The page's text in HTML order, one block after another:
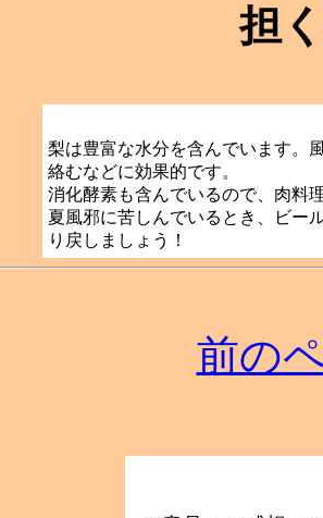
担
梨は豊富な水分を含んでいます。
絡むなどに効果的です。
消化酵素も含んでいるので、肉料
夏風邪に苦しんでいるとき、ビー
り戻しましょう！
前の